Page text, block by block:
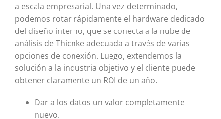
a escala empresarial. Una vez determinado,
podemos rotar rápidamente el hardware dedicado
del diseño interno, que se conecta a la nube de
análisis de Thicnke adecuada a través de varias
opciones de conexión. Luego, extendemos la
solución a la industria objetivo y el cliente puede
obtener claramente un ROI de un año.
Dar a los datos un valor completamente
nuevo.